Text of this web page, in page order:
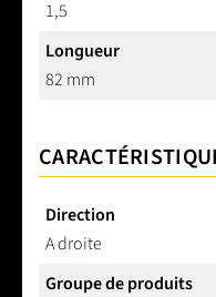
1,5
Longueur
82 mm
Direction
A droite
Groupe de produits